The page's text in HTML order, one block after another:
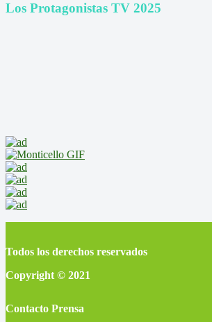
Los Protagonistas TV 2025
Todos los derechos reservados
Copyright © 2021
Contacto Prensa